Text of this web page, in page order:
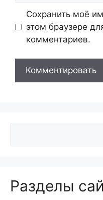
Сохранить моё
этом браузере
комментариев.
Разделы